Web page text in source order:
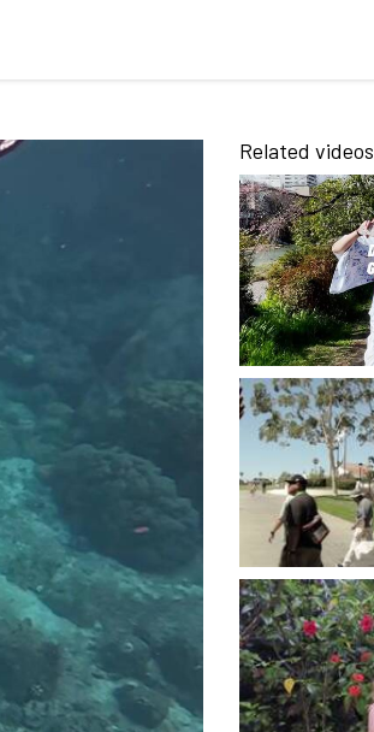
Related videos